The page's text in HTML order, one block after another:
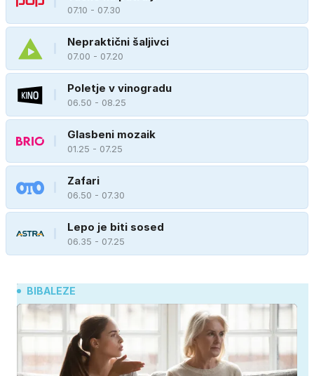
07.10 - 07.30
Nepraktični šaljivci
07.00 - 07.20
Poletje v vinogradu
06.50 - 08.25
Glasbeni mozaik
01.25 - 07.25
Zafari
06.50 - 07.30
Lepo je biti sosed
06.35 - 07.25
BIBALEZE